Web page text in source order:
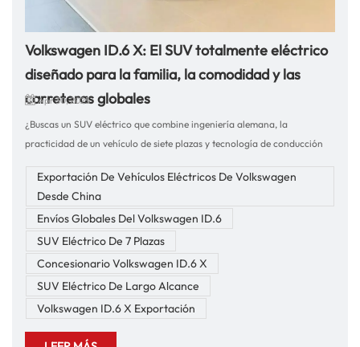
Volkswagen ID.6 X: El SUV totalmente eléctrico
diseñado para la familia, la comodidad y las
carreteras globales
Apr 30, 2025
¿Buscas un SUV eléctrico que combine ingeniería alemana, la
practicidad de un vehículo de siete plazas y tecnología de conducción
específicamente para el mercado chino y ahora disponible para
exportación global, el ID.6 X redefine los viajes eléctricos de larga
distancia para familias y profesionales por igual. ⚡ Experiencia de
conducción: potente, silenciosa y de diseño inteligenteConducir el ID.6 X
ofrece una experiencia premium desde la primera presión del pedal:
silenciosa con cero emisiones. Asistencia de carril y control de crucero
adaptativo: con las funciones avanzadas de asistencia al conductor de
Exportación De Vehículos Eléctricos De Volkswagen
Desde China
Envíos Globales Del Volkswagen ID.6
SUV Eléctrico De 7 Plazas
Concesionario Volkswagen ID.6 X
SUV Eléctrico De Largo Alcance
Volkswagen ID.6 X Exportación